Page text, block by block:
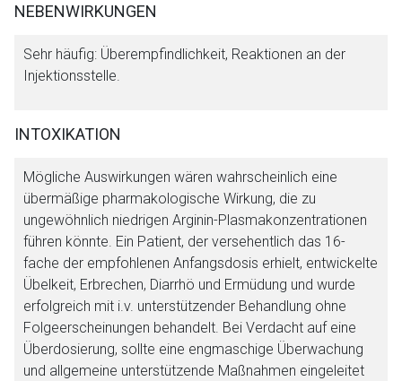
NEBENWIRKUNGEN
Sehr häufig: Überempfindlichkeit, Reaktionen an der
Injektionsstelle.
INTOXIKATION
Mögliche Auswirkungen wären wahrscheinlich eine
übermäßige pharmakologische Wirkung, die zu
ungewöhnlich niedrigen Arginin-Plasmakonzentrationen
führen könnte. Ein Patient, der versehentlich das 16-
fache der empfohlenen Anfangsdosis erhielt, entwickelte
Übelkeit, Erbrechen, Diarrhö und Ermüdung und wurde
erfolgreich mit i.v. unterstützender Behandlung ohne
Folgeerscheinungen behandelt. Bei Verdacht auf eine
Überdosierung, sollte eine engmaschige Überwachung
und allgemeine unterstützende Maßnahmen eingeleitet